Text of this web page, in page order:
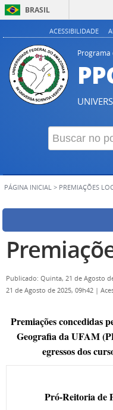
BRASIL
ACESSIBILIDADE
Programa
PÁGINA INICIAL > PREMIAÇÕES
Publicado: Quinta, 21 de Agosto
21 de Agosto de 2025, 09h42 |
Premiações concedidas
Geografia da UFAM
egressos dos
Pró-Reitoria de